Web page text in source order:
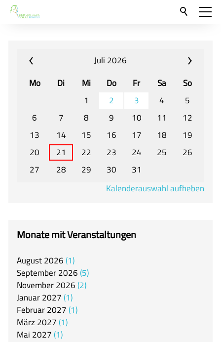
Neu hier?
Für Eltern und Schüler
Veranstaltungen und Termine
Unser Unterricht - Fachcurricula
Unsere Konzepte
Downloads
Unter-, Mittel und Oberstufe
itslearning
Arbeitsgemeinschaften
Mensa
Unsere Schulgemeinschaft
Kontakt
Juli 2026
Mo
Di Mi Do Fr Sa
So
1
2 3 4
5
6
7 8 9 10 11
12
13
14 15 16 17 18
19
20
21 22 23 24 25
26
27
28 29 30
31
Kalenderauswahl aufheben
Monate mit Veranstaltungen
August2026 1
September2026 5
November2026 2
Januar2027 1
Februar2027 1
März 2027 1
Mai 2027 1